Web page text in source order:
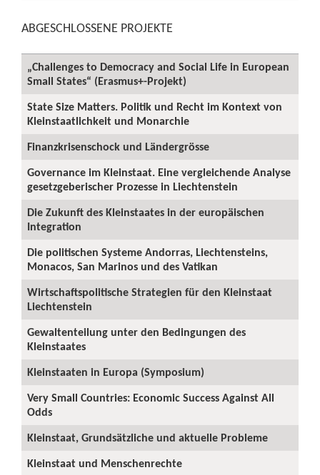
ABGESCHLOSSENE PROJEKTE
„Challenges to Democracy and Social Life in European
Small States“ (Erasmus+-Projekt)
State Size Matters. Politik und Recht im Kontext von
Kleinstaatlichkeit und Monarchie
Finanzkrisenschock und Ländergrösse
Governance im Kleinstaat. Eine vergleichende Analyse
gesetzgeberischer Prozesse in Liechtenstein
Die Zukunft des Kleinstaates in der europäischen
Integration
Die politischen Systeme Andorras, Liechtensteins,
Monacos, San Marinos und des Vatikan
Wirtschaftspolitische Strategien für den Kleinstaat
Liechtenstein
Gewaltenteilung unter den Bedingungen des
Kleinstaates
Kleinstaaten in Europa (Symposium)
Very Small Countries: Economic Success Against All
Odds
Kleinstaat, Grundsätzliche und aktuelle Probleme
Kleinstaat und Menschenrechte